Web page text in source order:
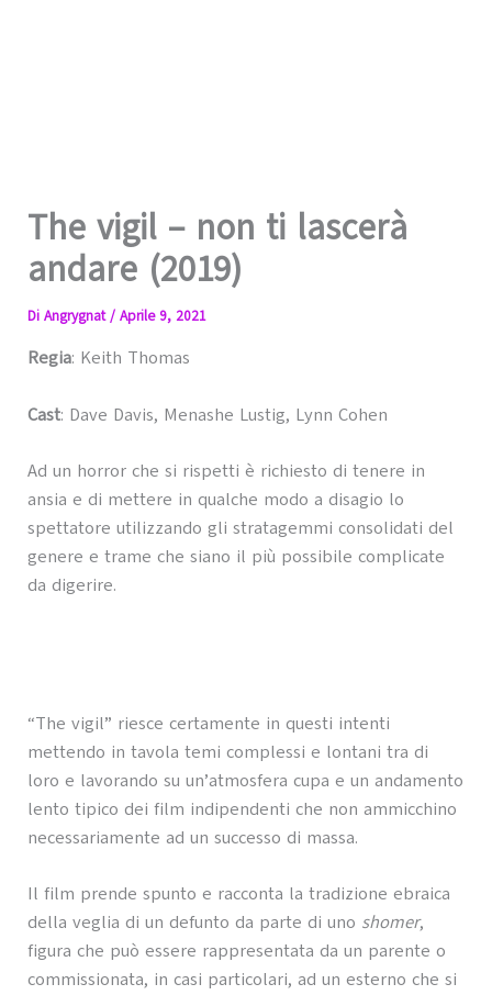
The vigil – non ti lascerà
andare (2019)
Di Angrygnat/ Aprile 9, 2021
Regia: Keith Thomas
Cast: Dave Davis, Menashe Lustig, Lynn Cohen
Ad un horror che si rispetti è richiesto di tenere in
ansia e di mettere in qualche modo a disagio lo
spettatore utilizzando gli stratagemmi consolidati del
genere e trame che siano il più possibile complicate
da digerire.
“The vigil” riesce certamente in questi intenti
mettendo in tavola temi complessi e lontani tra di
loro e lavorando su un’atmosfera cupa e un andamento
lento tipico dei film indipendenti che non ammicchino
necessariamente ad un successo di massa.
Il film prende spunto e racconta la tradizione ebraica
della veglia di un defunto da parte di uno shomer,
figura che può essere rappresentata da un parente o
commissionata, in casi particolari, ad un esterno che si